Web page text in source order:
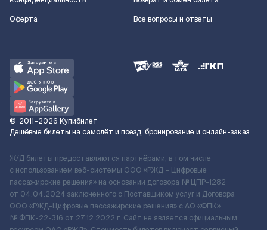
Оферта
Все вопросы и ответы
© 2011–2026 Купибилет
Дешёвые билеты на самолёт и поезд, бронирование и онлайн-заказ
Ж/Д билеты предоставляются партнёрами, в том числе
с использованием веб-системы ООО «РЖД – Цифровые
пассажирские решения» на основании договора № ЦПР-1282
от 04.04.2024 заключенного с Поставщиком услуг и Договора
ООО «РЖД-Цифровые пассажирские решения» c АО «ФПК»
№ ФПК-22-316 от 27.12.2022 г. Сайт не является официальным